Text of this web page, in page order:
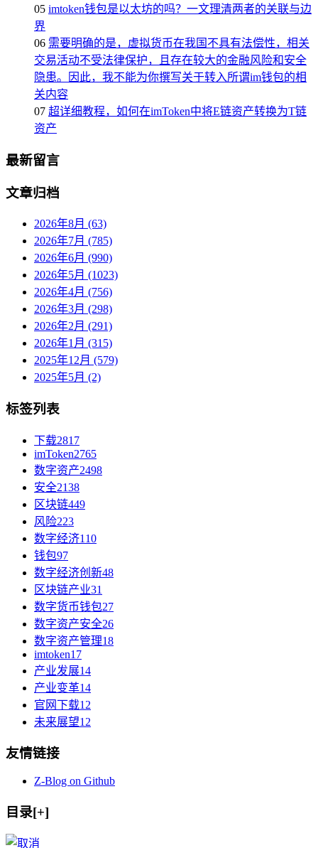
05 imtoken钱包是以太坊的吗？一文理清两者的关联与边
界
06 需要明确的是，虚拟货币在我国不具有法偿性，相关
交易活动不受法律保护，且存在较大的金融风险和安全
隐患。因此，我不能为你撰写关于转入所谓im钱包的相
关内容
07 超详细教程，如何在imToken中将E链资产转换为T链
资产
最新留言
文章归档
2026年8月 (63)
2026年7月 (785)
2026年6月 (990)
2026年5月 (1023)
2026年4月 (756)
2026年3月 (298)
2026年2月 (291)
2026年1月 (315)
2025年12月 (579)
2025年5月 (2)
标签列表
下载2817
imToken2765
数字资产2498
安全2138
区块链449
风险223
数字经济110
钱包97
数字经济创新48
区块链产业31
数字货币钱包27
数字资产安全26
数字资产管理18
imtoken17
产业发展14
产业变革14
官网下载12
未来展望12
友情链接
Z-Blog on Github
目录[+]